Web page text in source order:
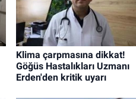
Klima çarpmasına dikkat!
Göğüs Hastalıkları Uzmanı
Erden'den kritik uyarı